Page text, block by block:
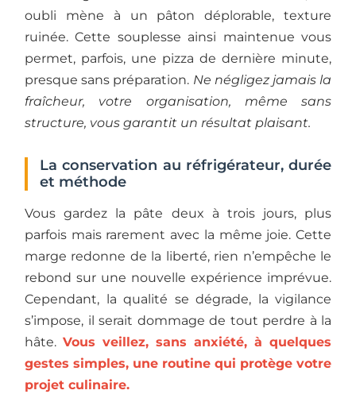
oubli mène à un pâton déplorable, texture
ruinée. Cette souplesse ainsi maintenue vous
permet, parfois, une pizza de dernière minute,
presque sans préparation. Ne négligez jamais la
fraîcheur, votre organisation, même sans
structure, vous garantit un résultat plaisant.
La conservation au réfrigérateur, durée
et méthode
Vous gardez la pâte deux à trois jours, plus
parfois mais rarement avec la même joie. Cette
marge redonne de la liberté, rien n’empêche le
rebond sur une nouvelle expérience imprévue.
Cependant, la qualité se dégrade, la vigilance
s’impose, il serait dommage de tout perdre à la
hâte. Vous veillez, sans anxiété, à quelques
gestes simples, une routine qui protège votre
projet culinaire.